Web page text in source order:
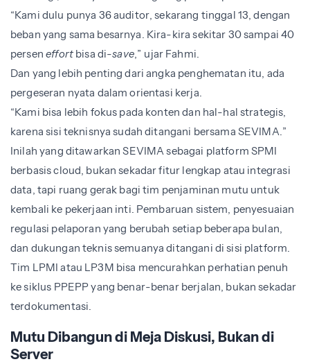
“Kami dulu punya 36 auditor, sekarang tinggal 13, dengan
beban yang sama besarnya. Kira-kira sekitar 30 sampai 40
perseneffort bisa di-save,” ujar Fahmi.
Dan yang lebih penting dari angka penghematan itu, ada
pergeseran nyata dalam orientasi kerja.
“Kami bisa lebih fokus pada konten dan hal-hal strategis,
karena sisi teknisnya sudah ditangani bersama SEVIMA.”
Inilah yang ditawarkan SEVIMA sebagai platform SPMI
berbasis cloud, bukan sekadar fitur lengkap atau integrasi
data, tapi ruang gerak bagi tim penjaminan mutu untuk
kembali ke pekerjaan inti. Pembaruan sistem, penyesuaian
regulasi pelaporan yang berubah setiap beberapa bulan,
dan dukungan teknis semuanya ditangani di sisi platform.
Tim LPMI atau LP3M bisa mencurahkan perhatian penuh
ke siklus PPEPP yang benar-benar berjalan, bukan sekadar
terdokumentasi.
Mutu Dibangun di Meja Diskusi, Bukan di
Server